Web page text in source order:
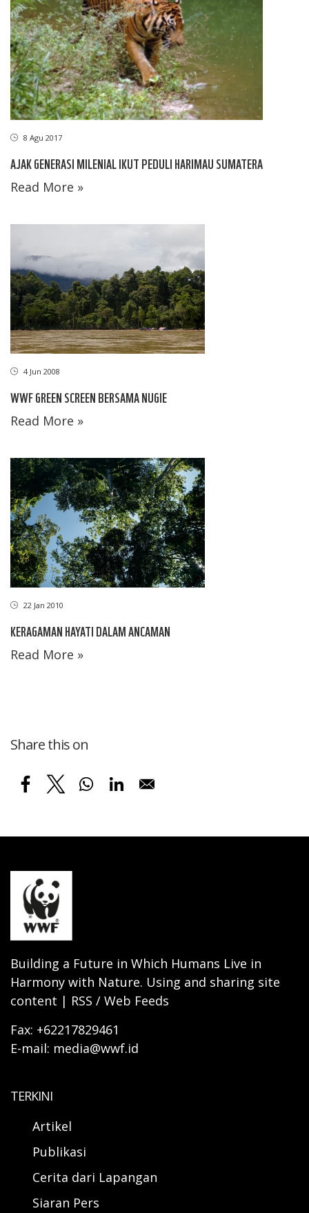
8 Agu 2017
AJAK GENERASI MILENIAL IKUT PEDULI HARIMAU SUMATERA
Read More »
4 Jun 2008
WWF GREEN SCREEN BERSAMA NUGIE
Read More »
22 Jan 2010
KERAGAMAN HAYATI DALAM ANCAMAN
Read More »
Share this on
Building a Future in Which Humans Live in
Harmony with Nature. Using and sharing site
content | RSS / Web Feeds
Fax: +62217829461
E-mail: media@wwf.id
TERKINI
Artikel
Publikasi
Cerita dari Lapangan
Siaran Pers